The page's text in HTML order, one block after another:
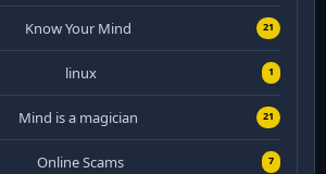
Know Your Mind 21
linux 1
Mind is a magician 21
Online Scams 7